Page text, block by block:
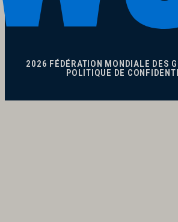
2026 FÉDÉRATION MONDIALE DES
POLITIQUE DE